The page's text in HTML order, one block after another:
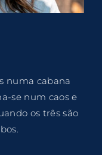
numa cabana
se num caos e
os três são
Password?